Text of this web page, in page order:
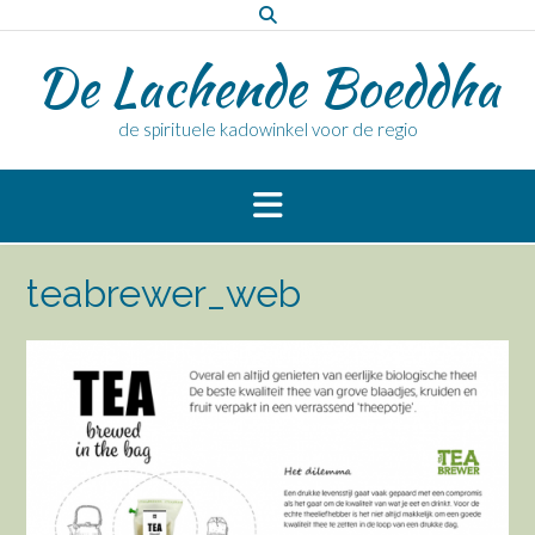
naar
inhoudDe Lachende Boeddha
de spirituele kadowinkel voor de regio
teabrewer_web